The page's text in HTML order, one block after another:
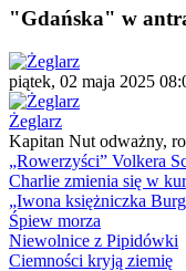
"Gdańska" w
piątek, 02 maja 2025
Żeglarz
Kapitan Nut odważny,
„Rowerzyści” Volkera
Charlie zmienia się w
„Iwona księżniczka
Śpiew morza
Niewolnice z Pipidówki
Ciemności kryją ziemię